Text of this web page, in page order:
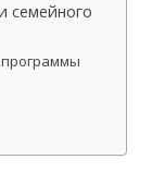
семейного